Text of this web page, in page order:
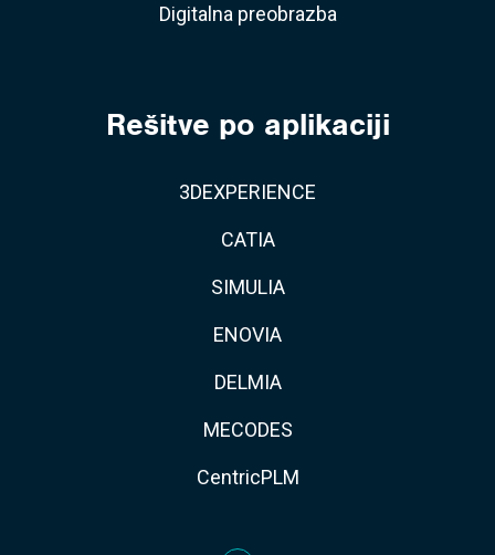
Digitalna preobrazba
Rešitve po aplikaciji
3DEXPERIENCE
CATIA
SIMULIA
ENOVIA
DELMIA
MECODES
CentricPLM